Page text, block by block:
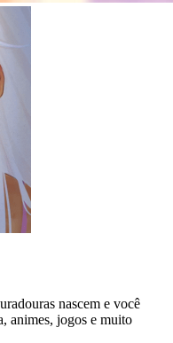
nascem e você
animes, jogos e muito